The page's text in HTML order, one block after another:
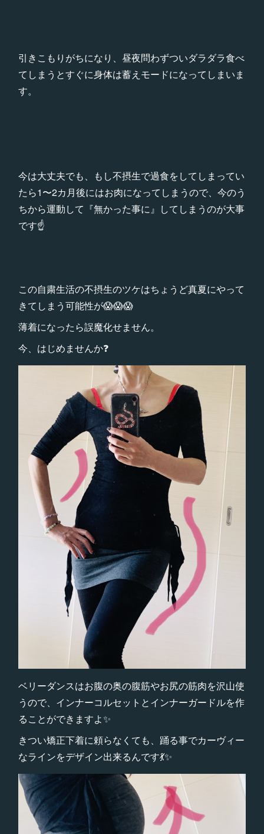
引きこもりがちになり、昼夜問わずついダラダラ食べ
てしまうとすぐに身体は蓄えモードになってしまいま
す。
今は大丈夫でも、もし不摂生で過食をしてしまってい
たら1〜2カ月後にはお肉になってしまうので、今のう
ちから運動して『無かった事に』してしまうのが大事
です☝️
この自粛生活の不摂生のツケはちょうど真夏にやって
きてしまう可能性が😱😱😱
薄着になったら誤魔化せません。
今、はじめませんか❓
ベリーダンスはお腹の奥の腹筋やお尻の筋肉を沢山使
うので、インナーコルセットとインナーガードルを作
ることができますよ✨
きつい矯正下着に頼らなくても、踊る事でカーヴィー
なラインをデザイン出来るんです💃✨